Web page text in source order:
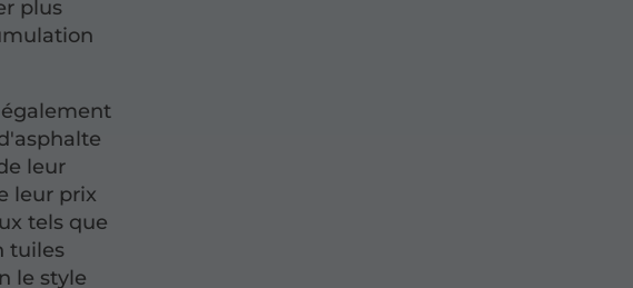
plus
leur
leur prix
tels que
tuiles
le style